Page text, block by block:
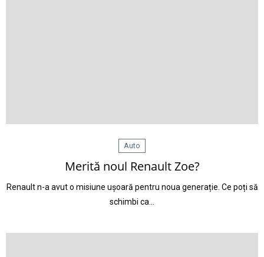
Auto
Merită noul Renault Zoe?
Renault n-a avut o misiune ușoară pentru noua generație. Ce poți să
schimbi ca…